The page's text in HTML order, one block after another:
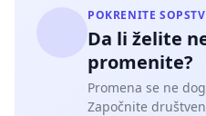
POKRENITE
Da li želite
promenite?
Promena se ne
Započnite